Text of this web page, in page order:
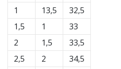
1
1,5
2
2,5
13,5
1
1,5
2
32,5
33
33,5
34,5